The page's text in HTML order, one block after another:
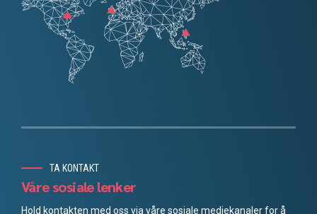
TA KONTAKT
Våre sosiale lenker
Hold kontakten med oss via våre sosiale mediekanaler for å
Swedish